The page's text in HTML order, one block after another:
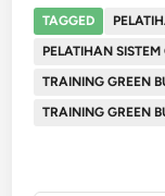
TAGGED
PELATIHAN SISTEM
TRAINING GREEN
TRAINING GREEN